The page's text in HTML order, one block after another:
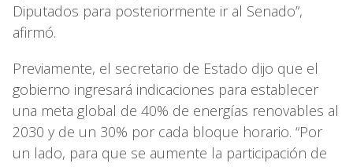
Diputados para posteriormente ir al Senado”,
afirmó.
Previamente, el secretario de Estado dijo que el
gobierno ingresará indicaciones para establecer
una meta global de 40% de energías renovables al
2030 y de un 30% por cada bloque horario. “Por
un lado, para que se aumente la participación de